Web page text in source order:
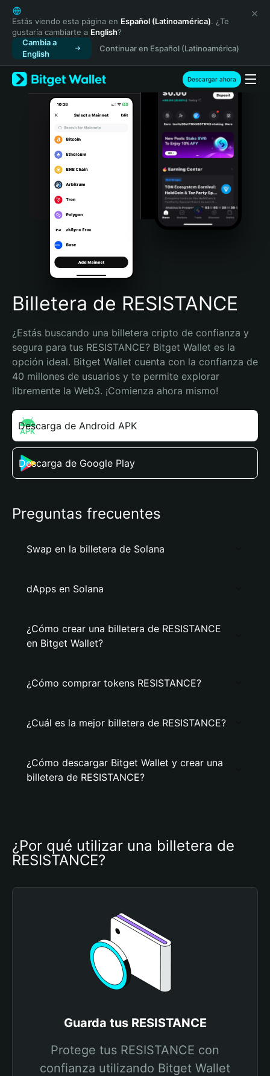
English
日本語
Tiếng Việt
Русский
Español (Latinoamérica)
Türkçe
Italiano
Português (Portugal)
Bahasa Indonesia
Português (Brasil)
Español (Argentina)
Estás viendo esta página en Español (Latinoamérica). ¿Te
gustaría cambiarte a English?
Cambia a
English
Continuar en Español (Latinoamérica)
Descargar ahora
Billetera de RESISTANCE
¿Estás buscando una billetera cripto de confianza y
segura para tus RESISTANCE? Bitget Wallet es la
opción ideal. Bitget Wallet cuenta con la confianza de
40 millones de usuarios y te permite explorar
libremente la Web3. ¡Comienza ahora mismo!
Descarga de Android APK
Descarga de Google Play
Preguntas frecuentes
Swap en la billetera de Solana
dApps en Solana
¿Cómo crear una billetera de RESISTANCE
en Bitget Wallet?
¿Cómo comprar tokens RESISTANCE?
¿Cuál es la mejor billetera de RESISTANCE?
¿Cómo descargar Bitget Wallet y crear una
billetera de RESISTANCE?
¿Por qué utilizar una billetera de
RESISTANCE?
Guarda tus RESISTANCE
Protege tus RESISTANCE con
confianza utilizando Bitget Wallet